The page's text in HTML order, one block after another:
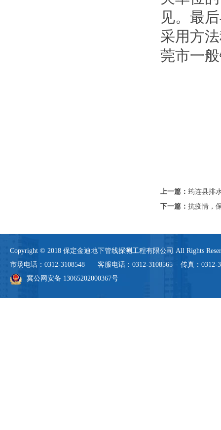
见。最
采用方
莞市一
上一篇： 筠连县排
下一篇： 抗疫情，
Copyright © 2018 保定金迪地下管线探测工程有限公司 All Rights
市场电话：0312-3108548 客服电话：0312-3108565 传真：
冀公网安备 13065202000367号